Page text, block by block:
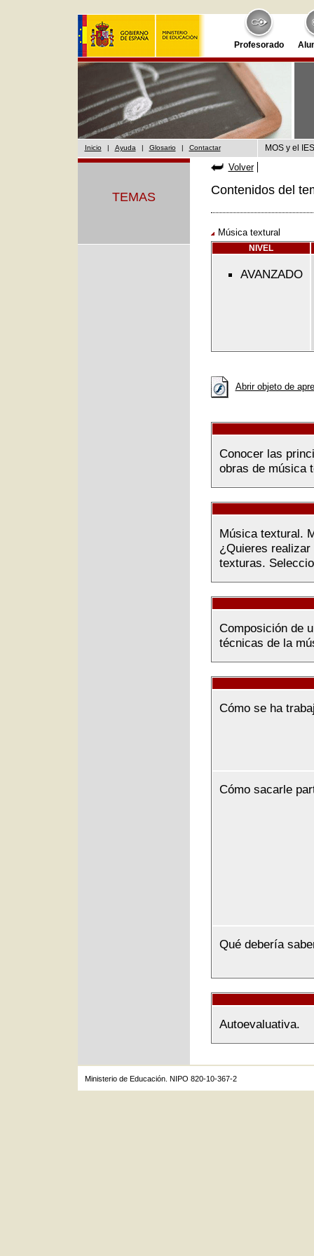
Profesorado
Inicio | Ayuda | Glosario | Contactar MOS y el
TEMAS
Volver
Contenidos del
Música textural
NIVEL
AVANZADO
Abrir objeto de
Conocer las
obras de música
Música textural.
¿Quieres
texturas.
Composición de
técnicas de la
Cómo se ha
Cómo sacarle
Qué debería
Autoevaluativa.
Ministerio de Educación. NIPO 820-10-367-2